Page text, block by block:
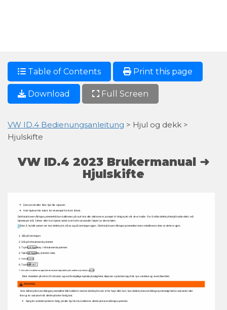
Table of Contents Print this page
Download Full Screen
VW ID.4 Bedienungsanleitung > Hjul og dekk >
Hjulskifte
VW ID.4 2023 Brukermanual ➜
Hjulskifte
7. Hvis alle fire dekkene oppfyller de nødvendige dekktrykkverdiene, trykker du på OK.
Hvis hjulene ble rotert, for eksempel fra front til bak.
5. Trykk på Dekk .
3. Trykk på Kjøretøy i infotainmentsystemet.
Sørg for at dekktrykket er riktig på alle hjul før du kalibrerer dekktrykkovervåkingssystemet.
2. Slå på infotainmentsystemet.
ADVARSEL
Etter å ha blitt advart om lavt dekktrykk, slå av og på tenningen igjen. Dekktrykkovervåkingssystemet kan bare rekalibreres etter at dette er gjort.
6. Trykk på SET .
Dersom ett eller flere hjul ble reparert.
4. Trykk på Kjøretøy (venstre side).
Hvis dekktrykkovervåkingssystemet har blitt kalibrert med et dekktrykk som er for høyt eller lavt, kan dekktrykkovervåkingssystemet gi falske advarsler eller
ikke gi en advarsel når dekktrykket er farlig lavt.
1. Slå på tenningen.
Dekktrykkovervåkingssystemet må kun kalibreres på nytt hvis alle dekkene er pumpet til riktig trykk når de er kalde. For å måle dekktrykket på kalde dekk, må
kjøretøyet stå i 3 timer eller kun kjøres sakte over korte avstander i løpet av denne tiden.
Etter reisetider på minst 20 minutter og ved forskjellige kjøretøyhastigheter, tilpasser systemet seg til de nye verdiene og overvåker dem.